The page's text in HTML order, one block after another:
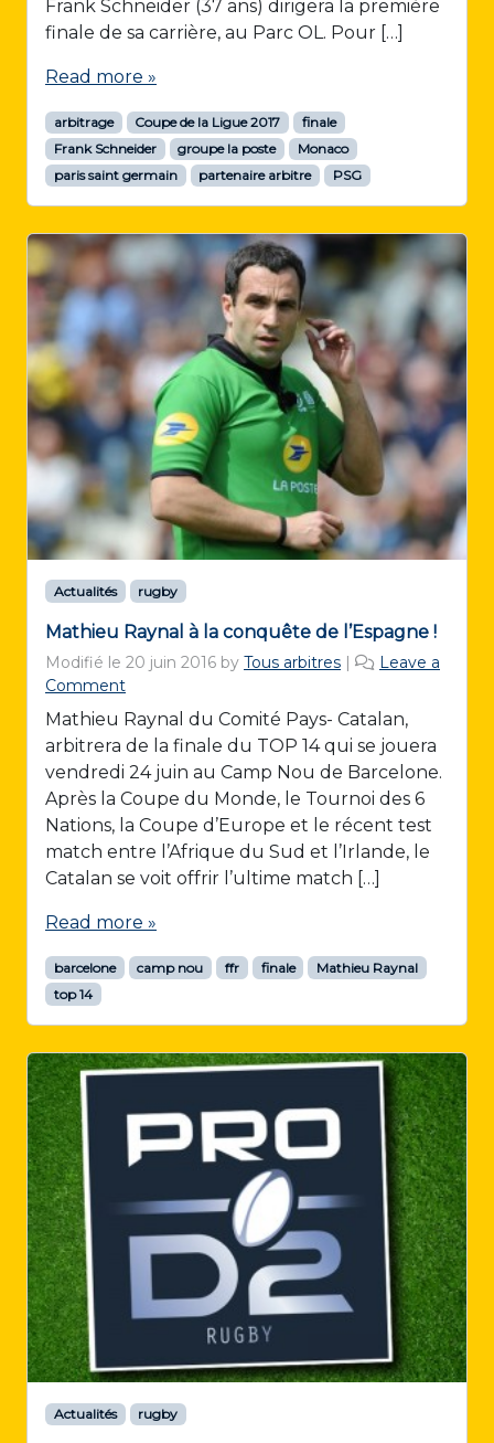
Frank Schneider (37 ans) dirigera la première
finale de sa carrière, au Parc OL. Pour […]
Read more »
arbitrage Coupe de la Ligue 2017
finale
Frank Schneider
groupe la poste
Monaco
paris saint germain
partenaire arbitre PSG
Actualités rugby
Mathieu Raynal à la conquête de l’Espagne !
Modifié le 20 juin 2016 by Tous arbitres |
Leave a
Comment
Mathieu Raynal du Comité Pays- Catalan,
arbitrera de la finale du TOP 14 qui se jouera
vendredi 24 juin au Camp Nou de Barcelone.
Après la Coupe du Monde, le Tournoi des 6
Nations, la Coupe d’Europe et le récent test
match entre l’Afrique du Sud et l’Irlande, le
Catalan se voit offrir l’ultime match […]
Read more »
barcelone camp nou ffr finale
Mathieu Raynal
top 14
Actualités rugby